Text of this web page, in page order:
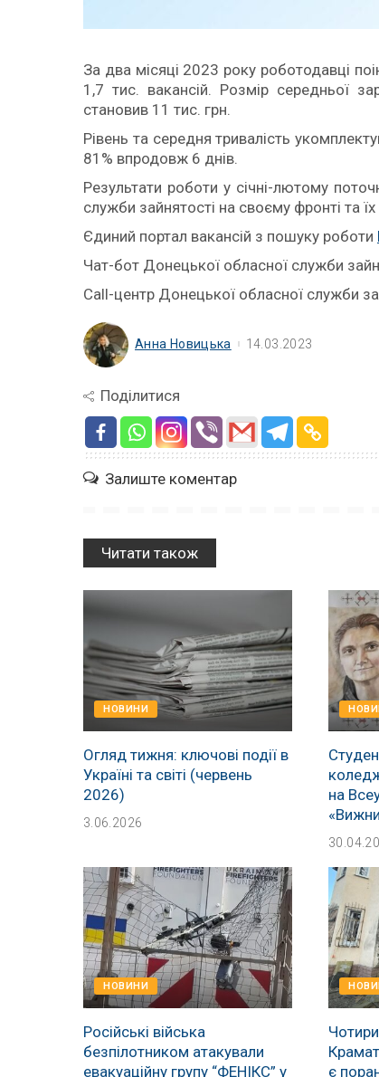
За два місяці 2023 року роботодавці
1,7 тис. вакансій. Розмір середньої
становив 11 тис. грн.
Рівень та середня тривалість
81% впродовж 6 днів.
Результати роботи у січні-лютому
служби зайнятості на своєму фронті та
Єдиний портал вакансій з пошуку роботи
Чат-бот Донецької обласної служби
Call-центр Донецької обласної служби
Анна Новицька 14.03.2023
Поділитися
Залиште коментар
Читати також
НОВИНИ
Огляд тижня: ключові події в
Україні та світі (червень
2026)
3.06.2026
на
НОВИНИ
Російські війська
безпілотником атакували
евакуаційну групу “ФЕНІКС” у
є